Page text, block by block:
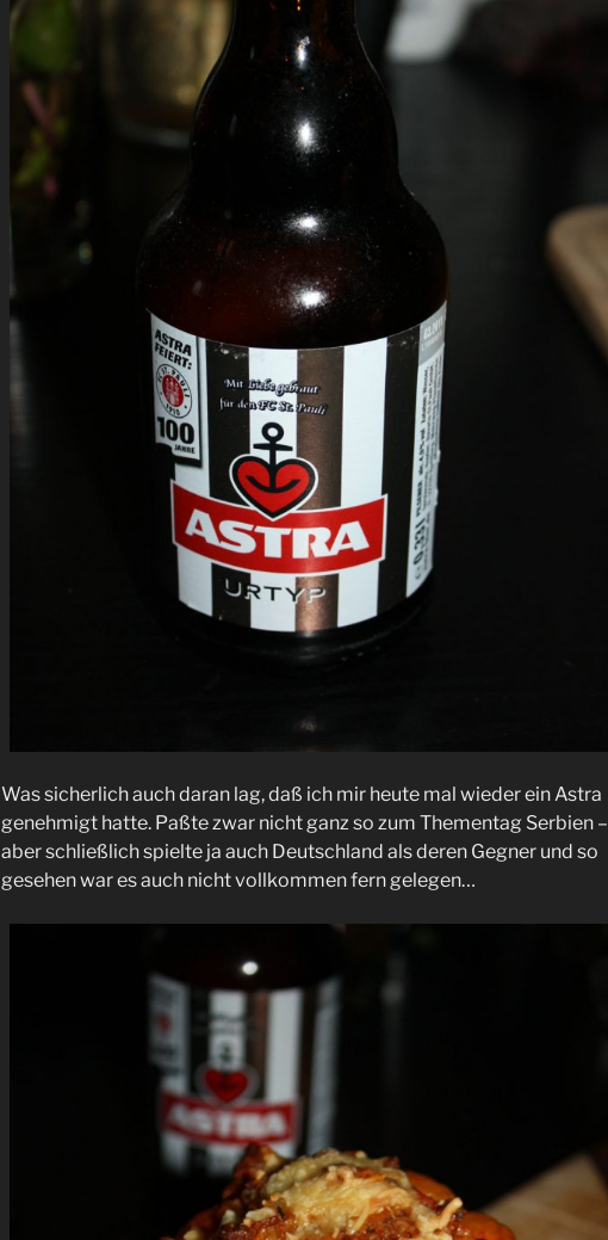
Was sicherlich auch daran lag, daß ich mir heute mal wieder ein Astra
genehmigt hatte. Paßte zwar nicht ganz so zum Thementag Serbien –
aber schließlich spielte ja auch Deutschland als deren Gegner und so
gesehen war es auch nicht vollkommen fern gelegen…